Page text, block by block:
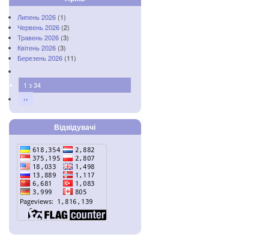
Липень 2026 (1)
Червень 2026 (2)
Травень 2026 (3)
Квітень 2026 (3)
Березень 2026 (11)
1 з 34
››
Відвідувачі